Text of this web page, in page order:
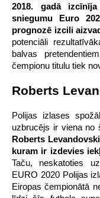
2018. gadā
sniegumu Euro
prognozē izcili
potenciāli
balvas
čempionu titulu tiek
Roberts
Polijas izlases
uzbrucējs ir viena no
Roberts
kuram ir izdevies
Taču, neskatoties
EURO 2020 Polijas
Eiropas čempionātā